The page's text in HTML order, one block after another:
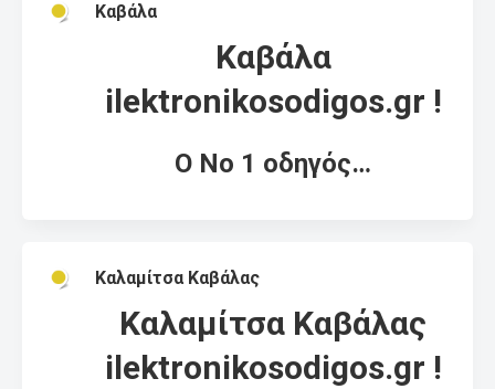
Καβάλα
Καβάλα
ilektronikosodigos.gr !
Ο Νο 1 οδηγός…
Καλαμίτσα Καβάλας
Καλαμίτσα Καβάλας
ilektronikosodigos.gr !